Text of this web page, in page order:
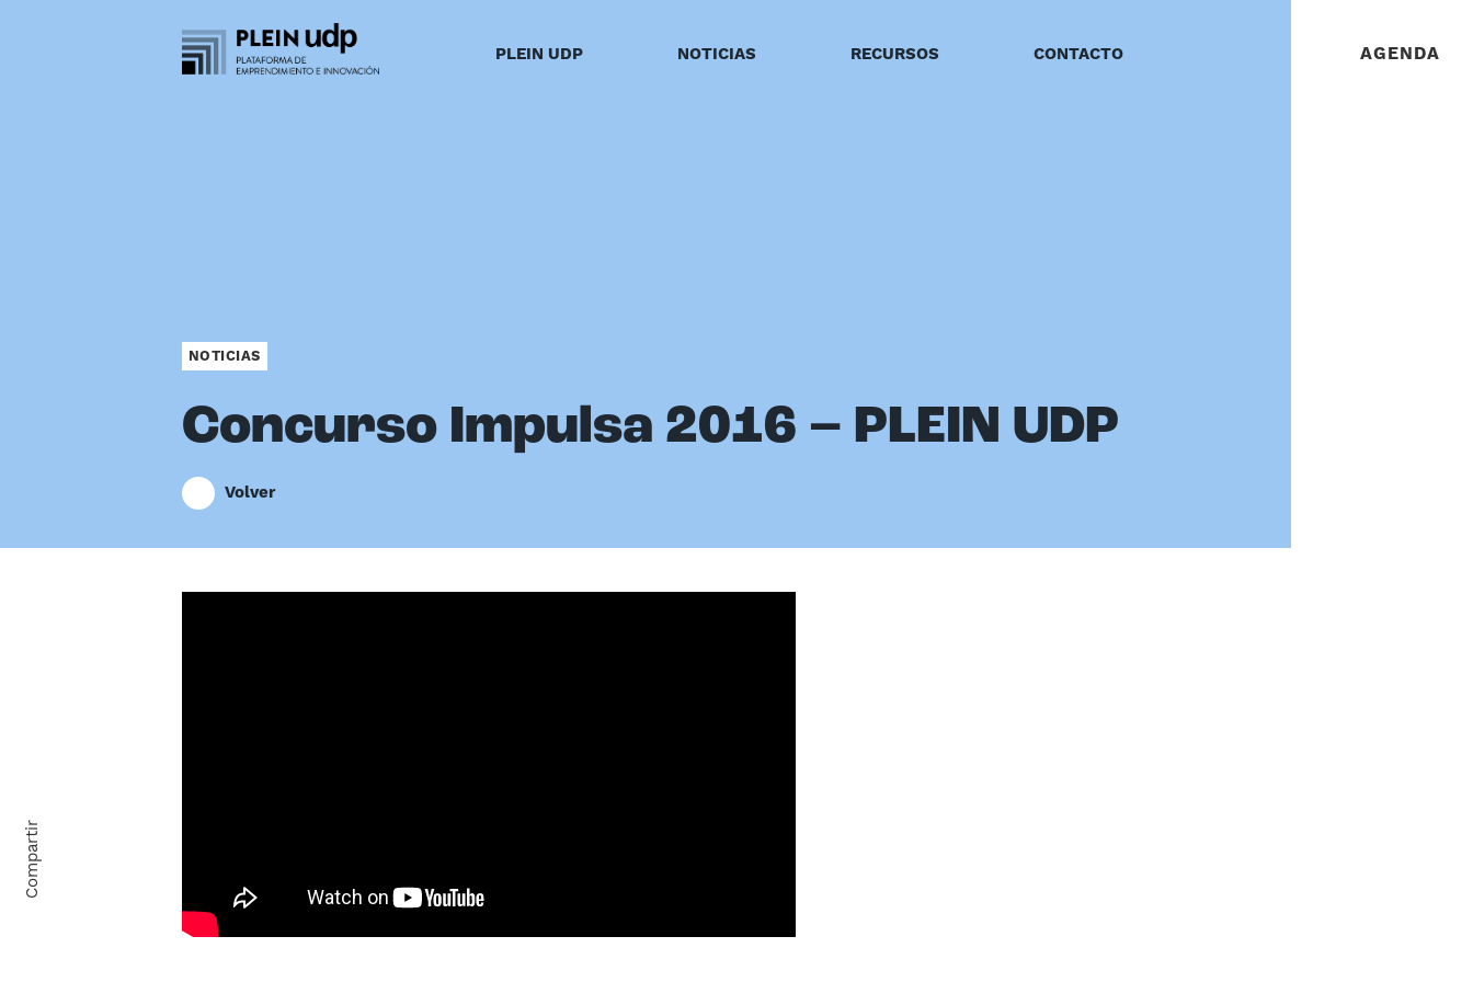
PLEIN UDP NOTICIAS RECURSOS CONTACTO AGENDA
NOTICIAS
Concurso Impulsa 2016 – PLEIN UDP
Volver
Compartir